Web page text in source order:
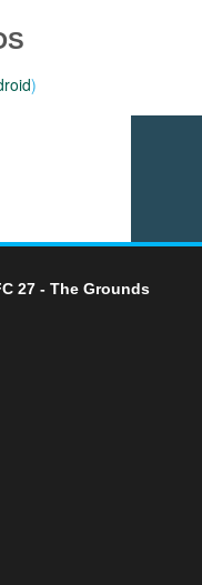
)
27 - The Grounds